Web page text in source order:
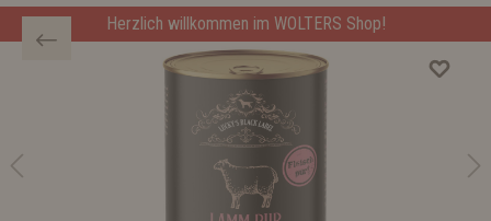
Herzlich willkommen im WOLTERS Shop!